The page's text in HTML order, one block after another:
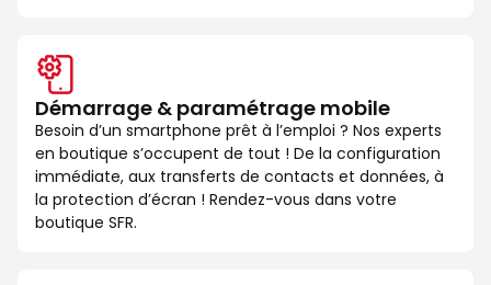
Démarrage & paramétrage mobile
Besoin d’un smartphone prêt à l’emploi ? Nos experts
en boutique s’occupent de tout ! De la configuration
immédiate, aux transferts de contacts et données, à
la protection d’écran ! Rendez-vous dans votre
boutique SFR.